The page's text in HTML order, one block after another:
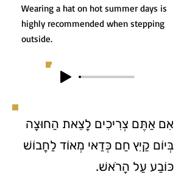
Wearing a hat on hot summer days is
highly recommended when stepping
outside.
אִם אַתֶּם צְרִיכִים לָצֵאת הַחוּצָה
בְּיוֹם קַיִץ חַם כְּדַאי מְאוֹד לַחֲבוֹשׁ
כּוֹבַע עַל הָרֹאשׁ.